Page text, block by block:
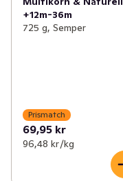
+12m-36m
725 g, Semper
Prismatch
69,95 kr
96,48 kr /kg